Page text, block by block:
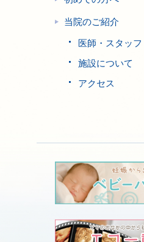
当院のご紹介
医師・スタッフ
施設について
アクセス